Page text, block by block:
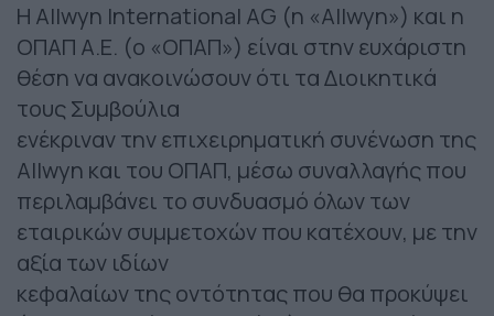
Η Allwyn International AG (η «Allwyn») και η
ΟΠΑΠ Α.Ε. (ο «ΟΠΑΠ») είναι στην ευχάριστη
θέση να ανακοινώσουν ότι τα Διοικητικά
τους Συμβούλια
ενέκριναν την επιχειρηματική συνένωση της
Allwyn και του ΟΠΑΠ, μέσω συναλλαγής που
περιλαμβάνει το συνδυασμό όλων των
εταιρικών συμμετοχών που κατέχουν, με την
αξία των ιδίων
κεφαλαίων της οντότητας που θα προκύψει